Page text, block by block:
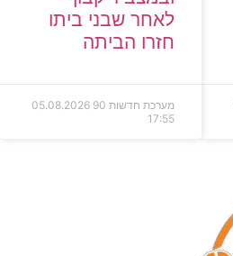
לאחר שבני ביתו
חזרו הביתה
מערכת חדשות 90
05.08.2026
17:55